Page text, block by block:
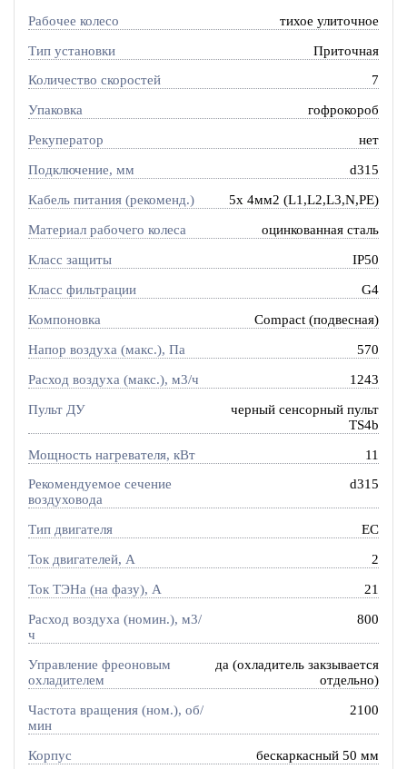
Рабочее колесо тихое улиточное
Тип установки Приточная
Количество скоростей 7
Упаковка гофрокороб
Рекуператор нет
Подключение, мм d315
Кабель питания (рекоменд.) 5х 4мм2 (L1,L2,L3,N,PE)
Материал рабочего колеса оцинкованная сталь
Класс защиты IP50
Класс фильтрации G4
Компоновка Compact (подвесная)
Напор воздуха (макс.), Па 570
Расход воздуха (макс.), м3/ч 1243
Пульт ДУ
черный сенсорный пульт
TS4b
Мощность нагревателя, кВт 11
Рекомендуемое сечение
воздуховода
d315
Тип двигателя EC
Ток двигателей, А 2
Ток ТЭНа (на фазу), А 21
Расход воздуха (номин.), м3/
ч
800
Управление фреоновым
охладителем
да (охладитель закзывается
отдельно)
Частота вращения (ном.), об/
мин
2100
Корпус бескаркасный 50 мм